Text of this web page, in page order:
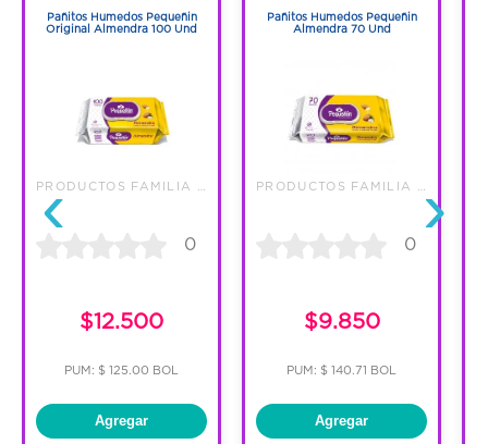
‹
Pañitos Humedos Pequeñin
Original Almendra 100 Und
0
$12.500
PUM: $ 125.00 BOL
Agregar
Pañitos Humedos Pequeñin
Almendra 70 Und
0
$9.850
PUM: $ 140.71 BOL
Agregar
›